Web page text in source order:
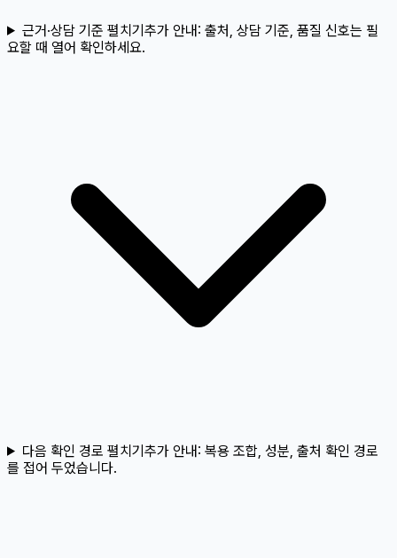
근거·상담 기준 펼치기추가 안내: 출처, 상담 기준, 품질 신호는 필
요할 때 열어 확인하세요.
다음 확인 경로 펼치기추가 안내: 복용 조합, 성분, 출처 확인 경로
를 접어 두었습니다.